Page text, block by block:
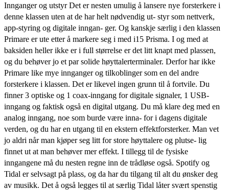
Innganger og utstyr Det er nesten umulig å lansere nye forsterkere i
denne klassen uten at de har helt nødvendig ut- styr som nettverk,
app-styring og digitale inngan- ger. Og kanskje særlig i den klassen
Primare er ute etter å markere seg i med i15 Prisma. I og med at
baksiden heller ikke er i full størrelse er det litt knapt med plassen,
og du behøver jo et par solide høyttalerterminaler. Derfor har ikke
Primare like mye innganger og tilkoblinger som en del andre
forsterkere i klassen. Det er likevel ingen grunn til å fortvile. Du
finner 3 optiske og 1 coax-inngang for digitale signaler, 1 USB-
inngang og faktisk også en digital utgang. Du må klare deg med en
analog inngang, noe som burde være inna- for i dagens digitale
verden, og du har en utgang til en ekstern effektforsterker. Man vet
jo aldri når man kjøper seg litt for store høyttalere og plutse- lig
finnet ut at man behøver mer effekt. I tillegg til de fysiske
inngangene må du nesten regne inn de trådløse også. Spotify og
Tidal er selvsagt på plass, og da har du tilgang til alt du ønsker deg
av musikk. Det å også legges til at særlig Tidal låter svært spenstig